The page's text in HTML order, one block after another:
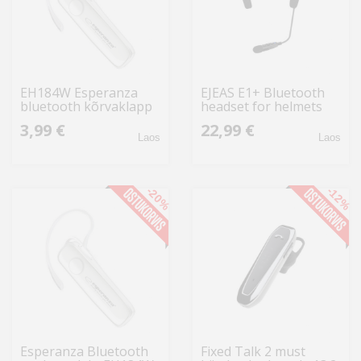
EH184W Esperanza
bluetooth kõrvaklapp
3,99 € Laos
EJEAS E1+ Bluetooth
headset for helmets
22,99 € Laos
Esperanza Bluetooth
-20%
Fixed Talk 2 must
-12%